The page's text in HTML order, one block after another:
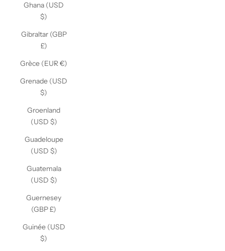
Ghana (USD
$)
Gibraltar (GBP
£)
Grèce (EUR €)
Grenade (USD
$)
Groenland
(USD $)
Guadeloupe
(USD $)
Guatemala
(USD $)
Guernesey
(GBP £)
Guinée (USD
$)